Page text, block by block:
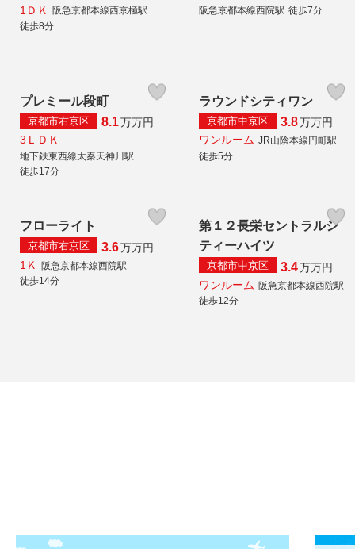
1ＤＫ
阪急京都本線西京極駅
徒歩8分
阪急京都本線西院駅 徒歩7分
プレミール段町
京都市右京区 8.1万万円
3ＬＤＫ
地下鉄東西線太秦天神川駅
徒歩17分
ラウンドシティワン
京都市中京区 3.8万万円
ワンルーム JR山陰本線円町駅
徒歩5分
フローライト
京都市右京区 3.6万万円
1Ｋ
阪急京都本線西院駅
徒歩14分
第１２長栄セントラルシ
ティーハイツ
京都市中京区 3.4万万円
ワンルーム 阪急京都本線西院駅
徒歩12分